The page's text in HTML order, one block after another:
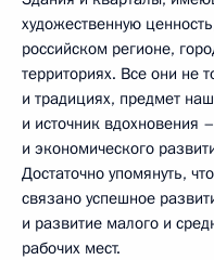
художественную
российском регионе,
территориях. Все они не
и традициях, предмет
и источник вдохновения
и экономического
Достаточно упомянуть,
связано успешное
и развитие малого и
рабочих мест.